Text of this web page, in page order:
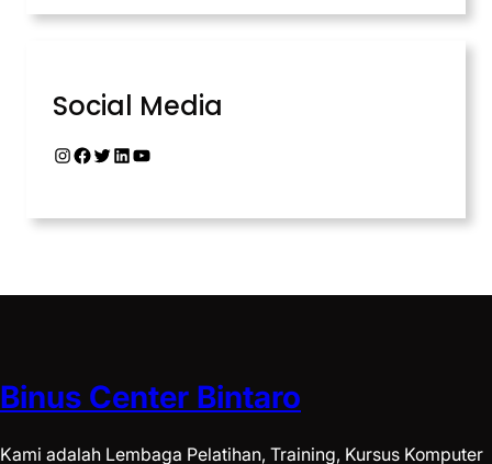
Social Media
Binus Center Bintaro
Kami adalah Lembaga Pelatihan, Training, Kursus Komputer